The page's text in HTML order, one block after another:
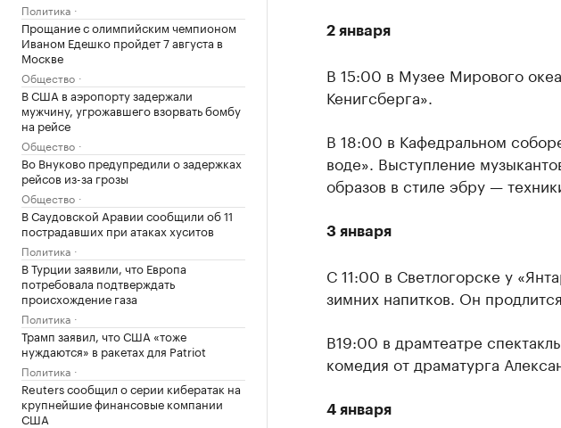
Политика
Прощание с олимпийским чемпионом
Иваном Едешко пройдет 7 августа в
Москве
Общество
В США в аэропорту задержали
мужчину, угрожавшего взорвать бомбу
на рейсе
Общество
Во Внуково предупредили о задержках
рейсов из-за грозы
Общество
В Саудовской Аравии сообщили об 11
пострадавших при атаках хуситов
Политика
В Турции заявили, что Европа
потребовала подтверждать
происхождение газа
Политика
Трамп заявил, что США «тоже
нуждаются» в ракетах для Patriot
Политика
Reuters сообщил о серии кибератак на
крупнейшие финансовые компании
США
2 января
В 15:00 в Музее Мирового
Кенигсберга».
В 18:00 в Кафедральном
воде». Выступление
образов в стиле эбру —
3 января
С 11:00 в Светлогорске у
зимних напитков. Он
В19:00 в драмтеатре
комедия от драматурга
4 января